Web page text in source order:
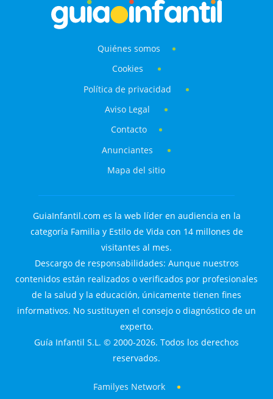
Quiénes somos
Cookies
Política de privacidad
Aviso Legal
Contacto
Anunciantes
Mapa del sitio
GuiaInfantil.com es la web líder en audiencia en la
categoría Familia y Estilo de Vida con 14 millones de
visitantes al mes.
Descargo de responsabilidades: Aunque nuestros
contenidos están realizados o verificados por profesionales
de la salud y la educación, únicamente tienen fines
informativos. No sustituyen el consejo o diagnóstico de un
experto.
Guía Infantil S.L. © 2000-2026. Todos los derechos
reservados.
Familyes Network